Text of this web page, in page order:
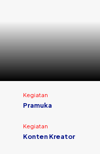
Kegiatan
Pramuka
Kegiatan
Konten Kreator